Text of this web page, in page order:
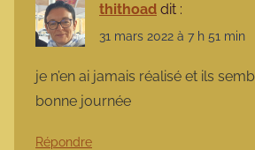
thithoad dit :
31 mars 2022 à 7 h 51 min
je n’en ai jamais réalisé et ils
bonne journée
Répondre